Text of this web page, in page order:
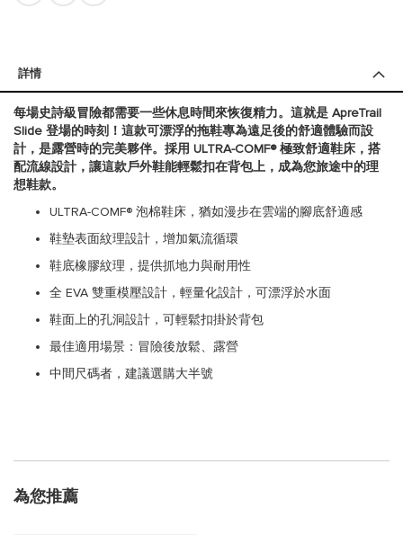
詳情
每場史詩級冒險都需要一些休息時間來恢復精力。這就是 ApreTrail
Slide 登場的時刻！這款可漂浮的拖鞋專為遠足後的舒適體驗而設
計，是露營時的完美夥伴。採用 ULTRA-COMF® 極致舒適鞋床，搭
配流線設計，讓這款戶外鞋能輕鬆扣在背包上，成為您旅途中的理
想鞋款。
ULTRA-COMF® 泡棉鞋床，猶如漫步在雲端的腳底舒適感
鞋墊表面紋理設計，增加氣流循環
鞋底橡膠紋理，提供抓地力與耐用性
全 EVA 雙重模壓設計，輕量化設計，可漂浮於水面
鞋面上的孔洞設計，可輕鬆扣掛於背包
最佳適用場景：冒險後放鬆、露營
中間尺碼者，建議選購大半號
為您推薦